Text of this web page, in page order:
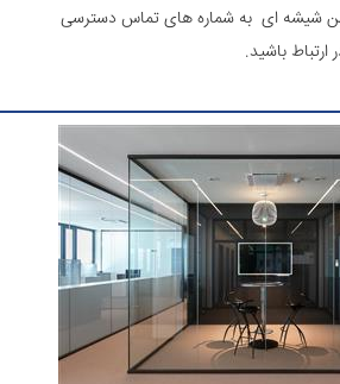
شیشه ای به شماره های تماس دسترسی
ارتباط باشید.